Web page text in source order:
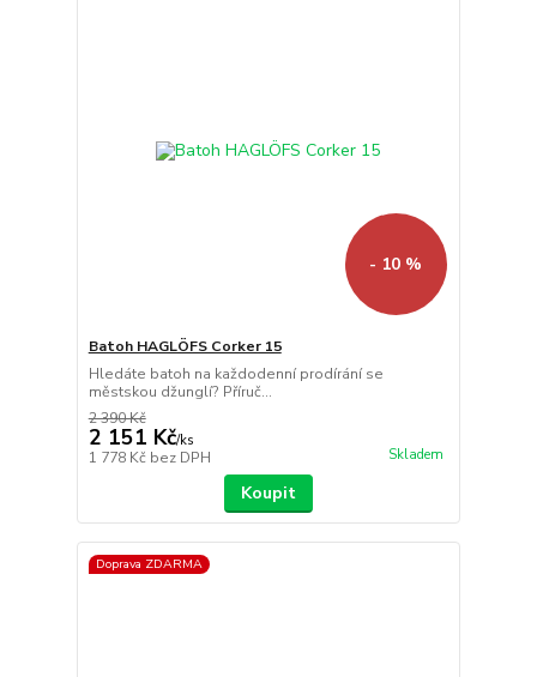
- 10 %
Batoh HAGLÖFS Corker 15
Hledáte batoh na každodenní prodírání se
městskou džunglí? Příruč...
2 390 Kč
2 151 Kč/ks
1 778 Kč bez DPH Skladem
Koupit
Doprava ZDARMA